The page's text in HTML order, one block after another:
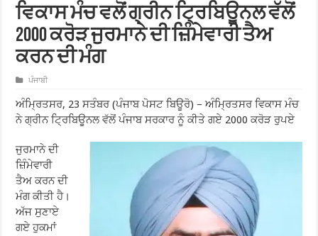
ਵਿਕਾਸ ਮੰਚ ਵਲੋਂ ਗ੍ਰੀਨ ਟ੍ਰਿਬਿਊਨਲ ਵੱਲੋਂ
2000 ਕਰੋੜ ਜੁਰਮਾਨੇ ਦੀ ਜ਼ਿੰਮੇਵਾਰੀ ਤੈਅ
ਕਰਨ ਦੀ ਮੰਗ
ਪੰਜਾਬੀ
ਅੰਮ੍ਰਿਤਸਰ, 23 ਸਤੰਬਰ (ਪੰਜਾਬ ਪੋਸਟ ਬਿਊਰੋ) – ਅੰਮ੍ਰਿਤਸਰ ਵਿਕਾਸ ਮੰਚ
ਨੇ ਗ੍ਰੀਨ ਟ੍ਰਿਬਿਊਨਲ ਵੱਲੋਂ ਪੰਜਾਬ ਸਰਕਾਰ ਨੂੰ ਕੀਤੇ ਗਏ 2000 ਕਰੋੜ ਰੁਪਏ
ਜੁਰਮਾਨੇ ਦੀ
ਜ਼ਿੰਮੇਵਾਰੀ
ਤੈਅ ਕਰਨ ਦੀ
ਮੰਗ ਕੀਤੀ ਹੈ।
ਅੱਜ ਸੁਣਾਏ
ਗਏ ਹੁਕਮਾਂ